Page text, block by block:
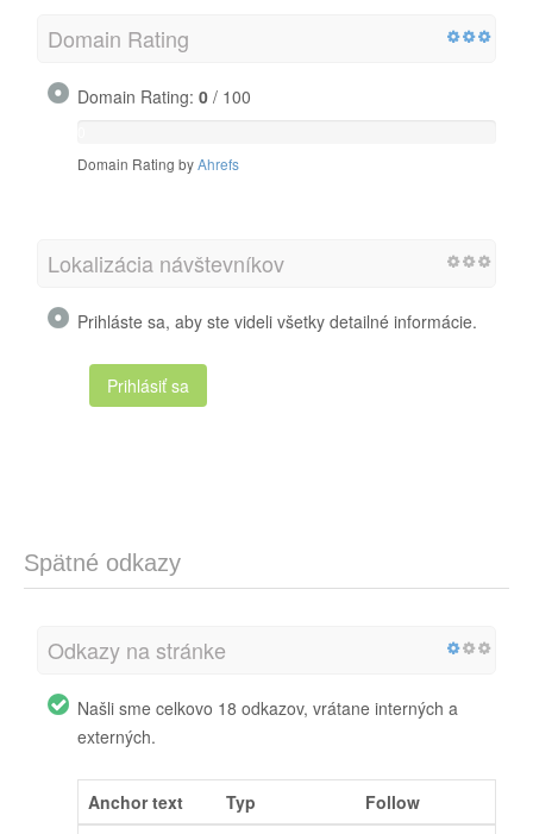
Domain Rating
Domain Rating: 0 / 100
/Domain Rating byAhrefs
Lokalizácia návštevníkov
Prihláste sa, aby ste videli všetky detailné informácie.
Prihlásiť sa
Spätné odkazy
Odkazy na stránke
Našli sme celkovo 18 odkazov, vrátane interných a
externých.
Anchor text Typ
Follow